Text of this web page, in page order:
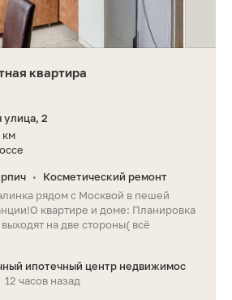
квартира
улица, 2
км
•
Косметический ремонт
рядом с Москвой в пешей
квартире и доме: Планировка
на две стороны( всё
ипотечный центр недвижимос
12 часов назад